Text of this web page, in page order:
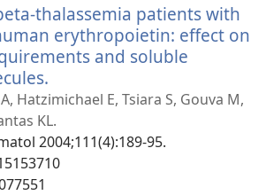
mới)
thalassemia patients with
erythropoietin: effect on
and soluble
cửa
sổ
mới)
Hatzimichael E, Tsiara S, Gouva M,
KL.
2004;111(4):189-95.